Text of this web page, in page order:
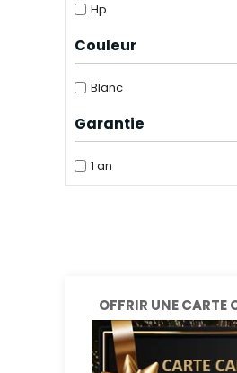
Hp
Couleur
Blanc
Garantie
1 an
OFFRIR UNE CARTE